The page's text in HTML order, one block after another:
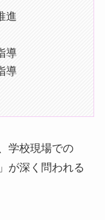
進
導
導
学校現場での
が深く問われる